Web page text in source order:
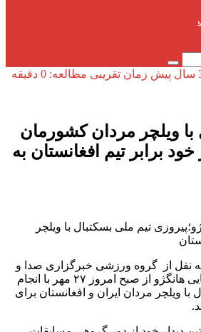
زمان تقریبی مطالعه: 0 دقیقه
با ویلچر مردان کشورمان
برابر تیم افغانستان به
تیم ملی بسکتبال با ویلچر
نقل از گروه ورزشی خبرگزاری صدا و
سیما، رقابت‌های پاراآسیایی هانگژو از صبح امروز ۲۷ مهر با انجام
با ویلچر مردان ایران و افغانستان برای